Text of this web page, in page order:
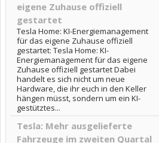
eigene Zuhause offiziell
gestartet
Tesla Home: KI-Energiemanagement
für das eigene Zuhause offiziell
gestartet: Tesla Home: KI-
Energiemanagement für das eigene
Zuhause offiziell gestartet Dabei
handelt es sich nicht um neue
Hardware, die ihr euch in den Keller
hängen müsst, sondern um ein KI-
gestütztes...
Tesla: Mehr ausgelieferte
Fahrzeuge im zweiten Quartal